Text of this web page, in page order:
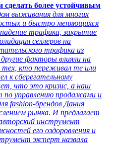
сделать более устойчивым
выживания для многих
и быстро меняющихся
трафика, закрытие
селлеров на
трафика из
факторы влияли на
тех, кто переживал те или
к сберегательному
что это кризис, а наш
по управлению продажами и
fashion-брендов Дания
рынка. И предлагает
инструмент
его оздоровления и
эксперт назвала